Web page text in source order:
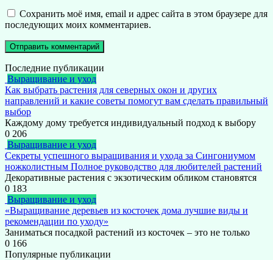
Сохранить моё имя, email и адрес сайта в этом браузере для
последующих моих комментариев.
Последние публикации
Выращивание и уход
Как выбрать растения для северных окон и других
направлений и какие советы помогут вам сделать правильный
выбор
Каждому дому требуется индивидуальный подход к выбору
0 206
Выращивание и уход
Секреты успешного выращивания и ухода за Сингониумом
ножколистным Полное руководство для любителей растений
Декоративные растения с экзотическим обликом становятся
0 183
Выращивание и уход
«Выращивание деревьев из косточек дома лучшие виды и
рекомендации по уходу»
Заниматься посадкой растений из косточек – это не только
0 166
Популярные публикации